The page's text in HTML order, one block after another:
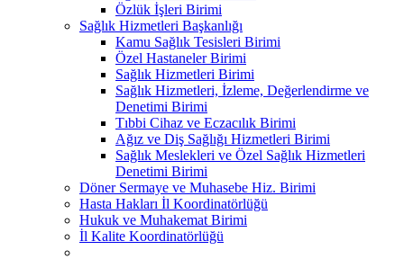
Özlük İşleri Birimi
Sağlık Hizmetleri Başkanlığı
Kamu Sağlık Tesisleri Birimi
Özel Hastaneler Birimi
Sağlık Hizmetleri Birimi
Sağlık Hizmetleri, İzleme, Değerlendirme ve
Denetimi Birimi
Tıbbi Cihaz ve Eczacılık Birimi
Ağız ve Diş Sağlığı Hizmetleri Birimi
Sağlık Meslekleri ve Özel Sağlık Hizmetleri
Denetimi Birimi
Döner Sermaye ve Muhasebe Hiz. Birimi
Hasta Hakları İl Koordinatörlüğü
Hukuk ve Muhakemat Birimi
İl Kalite Koordinatörlüğü